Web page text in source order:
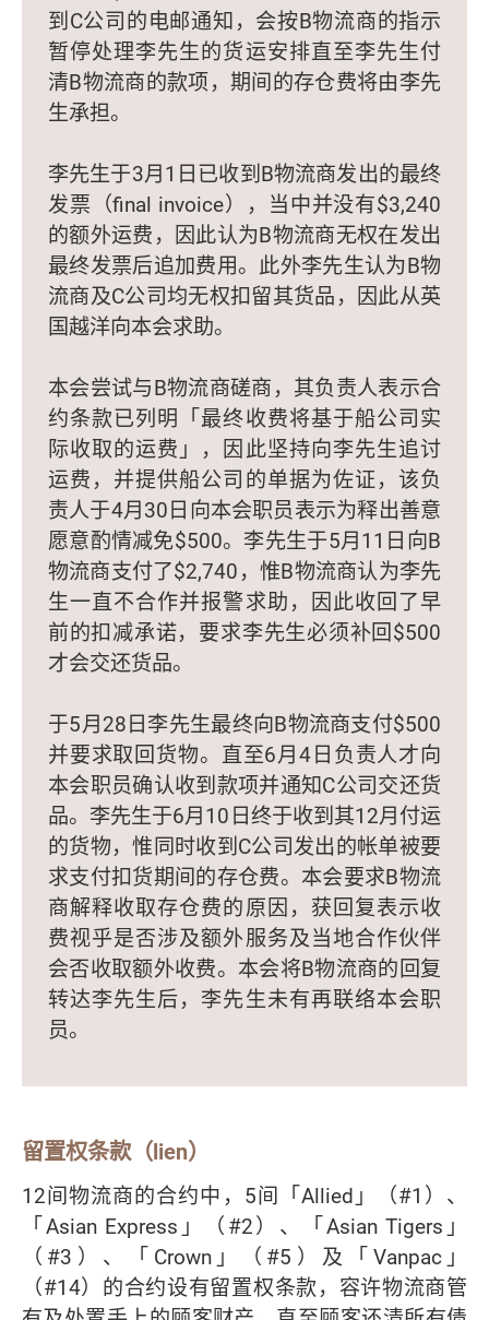
到C公司的电邮通知，会按B物流商的指示
暂停处理李先生的货运安排直至李先生付
清B物流商的款项，期间的存仓费将由李先
生承担。
李先生于3月1日已收到B物流商发出的最终
发票（final invoice），当中并没有$3,240
的额外运费，因此认为B物流商无权在发出
最终发票后追加费用。此外李先生认为B物
流商及C公司均无权扣留其货品，因此从英
国越洋向本会求助。
本会尝试与B物流商磋商，其负责人表示合
约条款已列明「最终收费将基于船公司实
际收取的运费」，因此坚持向李先生追讨
运费，并提供船公司的单据为佐证，该负
责人于4月30日向本会职员表示为释出善意
愿意酌情减免$500。李先生于5月11日向B
物流商支付了$2,740，惟B物流商认为李先
生一直不合作并报警求助，因此收回了早
前的扣减承诺，要求李先生必须补回$500
才会交还货品。
于5月28日李先生最终向B物流商支付$500
并要求取回货物。直至6月4日负责人才向
本会职员确认收到款项并通知C公司交还货
品。李先生于6月10日终于收到其12月付运
的货物，惟同时收到C公司发出的帐单被要
求支付扣货期间的存仓费。本会要求B物流
商解释收取存仓费的原因，获回复表示收
费视乎是否涉及额外服务及当地合作伙伴
会否收取额外收费。本会将B物流商的回复
转达李先生后，李先生未有再联络本会职
员。
留置权条款（lien）
12间物流商的合约中，5间「Allied」（#1）、
「Asian Express」（#2）、「Asian Tigers」
（#3）、「Crown」（#5）及「Vanpac」
（#14）的合约设有留置权条款，容许物流商管